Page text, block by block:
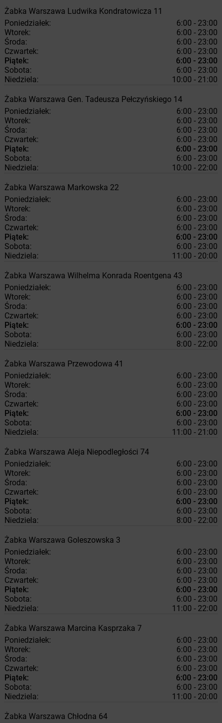
Żabka Warszawa Ludwika Kondratowicza 11
Poniedziałek:
6:00 - 23:00
Wtorek:
6:00 - 23:00
Środa:
6:00 - 23:00
Czwartek:
6:00 - 23:00
Piątek:
6:00 - 23:00
Sobota:
6:00 - 23:00
Niedziela:
10:00 - 21:00
Żabka Warszawa Gen. Tadeusza Pełczyńskiego 14
Poniedziałek:
6:00 - 23:00
Wtorek:
6:00 - 23:00
Środa:
6:00 - 23:00
Czwartek:
6:00 - 23:00
Piątek:
6:00 - 23:00
Sobota:
6:00 - 23:00
Niedziela:
10:00 - 22:00
Żabka Warszawa Markowska 22
Poniedziałek:
6:00 - 23:00
Wtorek:
6:00 - 23:00
Środa:
6:00 - 23:00
Czwartek:
6:00 - 23:00
Piątek:
6:00 - 23:00
Sobota:
6:00 - 23:00
Niedziela:
11:00 - 20:00
Żabka Warszawa Wilhelma Konrada Roentgena 43
Poniedziałek:
6:00 - 23:00
Wtorek:
6:00 - 23:00
Środa:
6:00 - 23:00
Czwartek:
6:00 - 23:00
Piątek:
6:00 - 23:00
Sobota:
6:00 - 23:00
Niedziela:
8:00 - 22:00
Żabka Warszawa Przewodowa 41
Poniedziałek:
6:00 - 23:00
Wtorek:
6:00 - 23:00
Środa:
6:00 - 23:00
Czwartek:
6:00 - 23:00
Piątek:
6:00 - 23:00
Sobota:
6:00 - 23:00
Niedziela:
11:00 - 21:00
Żabka Warszawa Aleja Niepodległości 74
Poniedziałek:
6:00 - 23:00
Wtorek:
6:00 - 23:00
Środa:
6:00 - 23:00
Czwartek:
6:00 - 23:00
Piątek:
6:00 - 23:00
Sobota:
6:00 - 23:00
Niedziela:
8:00 - 22:00
Żabka Warszawa Goleszowska 3
Poniedziałek:
6:00 - 23:00
Wtorek:
6:00 - 23:00
Środa:
6:00 - 23:00
Czwartek:
6:00 - 23:00
Piątek:
6:00 - 23:00
Sobota:
6:00 - 23:00
Niedziela:
11:00 - 22:00
Żabka Warszawa Marcina Kasprzaka 7
Poniedziałek:
6:00 - 23:00
Wtorek:
6:00 - 23:00
Środa:
6:00 - 23:00
Czwartek:
6:00 - 23:00
Piątek:
6:00 - 23:00
Sobota:
6:00 - 23:00
Niedziela:
11:00 - 20:00
Żabka Warszawa Chłodna 64